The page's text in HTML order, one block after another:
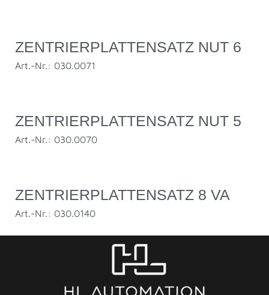
ZENTRIERPLATTENSATZ NUT 6
Art.-Nr.: 030.0071
ZENTRIERPLATTENSATZ NUT 5
Art.-Nr.: 030.0070
ZENTRIERPLATTENSATZ 8 VA
Art.-Nr.: 030.0140